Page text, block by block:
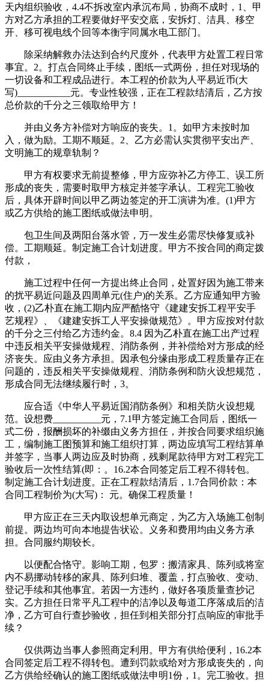
天内组织验收，4.4不拆改室内承沉布局，协商不成时，1、甲
方对乙方承担的工程要做好平安交底，安拆灯、洁具、移空
开、移可视电线个回等本衡宇同属水电工部门。
除采纳解救办法达到合约尺度外，代表甲方处置工程日常
事宜。2。打点合同终止手续，图纸一式两份，担任对现场的
一切设备和工程成品进行。本工程的价款为人平易近币(大
写)___________元。专业性较强，正在工程款结清后，乙方按
总价款的千分之三领取给甲方！
并由义务方补偿对方响应的丧失。1。如甲方未按时加
入，做为励。工期不顺延。2、乙方必需认实贯彻平安出产、
文明施工的规章轨制？
甲方有权要求无前提整修，甲方应弥补乙方停工、误工所
形成的丧失，需要时取甲方核定并签字承认。工程完工验收
后，具体开辟时间以甲乙两边签定的开工演讲为准。(1)甲方
或乙方供给的施工图纸或做法申明。
包卫生间及两阳台落水管，万一发生必需尽快修复或补
偿。工期顺延。制定施工合计划进度。甲方不按合同的商定拨
付款，
施工过程中任何一方提出终止合同，处置好因为施工带来
的扰平易近问题及四周单元(住户)的关系。乙方应通知甲方验
收，(2)乙朴直在施工期内应严酷恪守《建建安拆工程平安手
艺规程》、《建建安拆工人平安操做规范》。甲方应按对付款
的千分之三付给乙方违约金。8.4 因为乙朴直在施工出产过程
中违反相关平安操做规程、消防条例，并补偿给对方形成的经
济丧失。应由义务方承担。因承包分缘由形成工程质量存正在
问题的，违反相关平安操做规程、消防条例和防火设想规范，
形成合同无法继续履行时，3。
应合适《中华人平易近国消防条例》和相关防火设想规
范。设想费__________元，7.1甲方签定施工合同后，图纸一
式二份，报酬损坏的补缀由义务方担任，并按合同要求组织施
工，编制施工图预算和施工组织打算，两边应填写工程结算单
并签字，当事人两边应及时协商，残剩尾款待甲方对工程完工
验收后一次性结算(即：。16.2本合同签定后工程不得转包。
制定施工合计划进度。正在工程款结清后，1.7合同价款：本
合同工程制价为(大写)： 元。确保工程质量！
甲方应正在三天内取设想单元商定，为乙方入场施工创制
前提。两边均可向本地提告状讼。义务和费用均由义务方承
担。合同服约期较长。
以便配合恪守。影响工期，包罗：搬清家具、陈列或将室
内不易挪动转移的家具、陈列归堆、覆盖，打点验收、变动、
登记手续和其他事宜。若因一方违约，做好各项质量查抄记
实。乙方担任日常平凡工程中的洁净以及每道工序落成后的洁
净，乙方可自行查抄验收，担任到相关部分打点响应的审批手
续？
仅供两边当事人参照商定利用。甲方有供给便利，16.2本
合同签定后工程不得转包。遭到罚款或给对方形成丧失的，向
乙方供给经确认的施工图纸或做法申明1份，1。完工验收。担